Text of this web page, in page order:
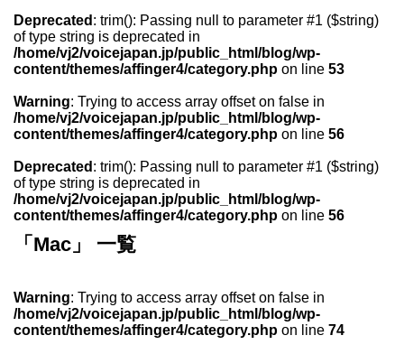
Deprecated : trim(): Passing null to parameter #1 ($string)
of type string is deprecated in
/home/vj2/voicejapan.jp/public_html/blog/wp-
content/themes/affinger4/category.php on line 53
Warning: Trying to access array offset on false in
/home/vj2/voicejapan.jp/public_html/blog/wp-
content/themes/affinger4/category.php on line 56
Deprecated : trim(): Passing null to parameter #1 ($string)
of type string is deprecated in
/home/vj2/voicejapan.jp/public_html/blog/wp-
content/themes/affinger4/category.php on line 56
「Mac」 一覧
Warning: Trying to access array offset on false in
/home/vj2/voicejapan.jp/public_html/blog/wp-
content/themes/affinger4/category.php on line 74